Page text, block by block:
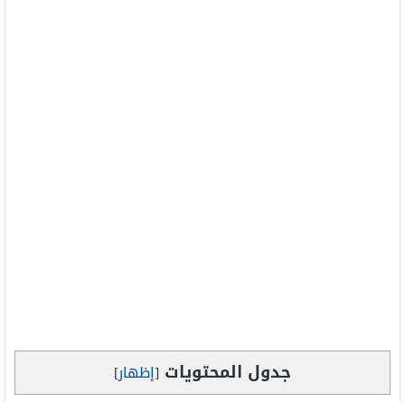
جدول المحتويات [إظهار]